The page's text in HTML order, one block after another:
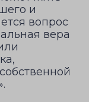
и
вопрос
вера